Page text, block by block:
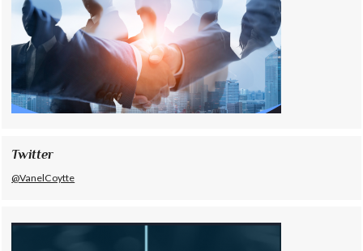
Twitter
@VanelCoytte